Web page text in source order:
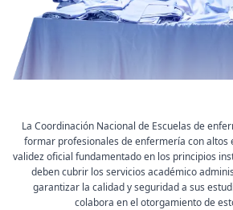
La Coordinación Nacional de Escuelas de
formar profesionales de enfermería con altos
validez oficial fundamentado en los principios
deben cubrir los servicios académico
garantizar la calidad y seguridad a sus
colabora en el otorgamiento de